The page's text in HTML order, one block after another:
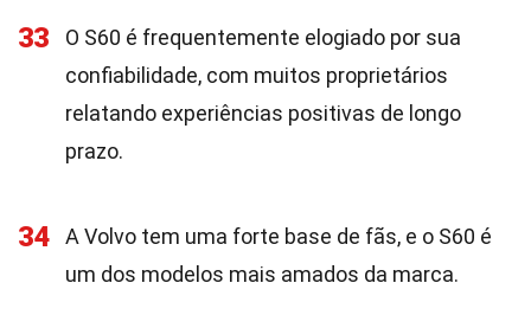
33
O S60 é frequentemente elogiado por sua
confiabilidade, com muitos proprietários
relatando experiências positivas de longo
prazo.
34
A Volvo tem uma forte base de fãs, e o S60 é
um dos modelos mais amados da marca.